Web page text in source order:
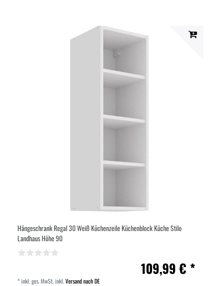
Hängeschrank Regal 30 Weiß Küchenzeile Küchenblock Küche Stilo
Landhaus Höhe 90
109,99 € *
*inkl. ges. MwSt.inkl.Versand nach DE